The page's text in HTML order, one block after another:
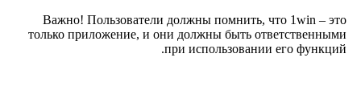
Важно! Пользователи должны помнить, что 1win – это
только приложение, и они должны быть ответственными
при использовании его функций.